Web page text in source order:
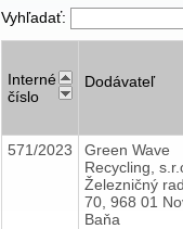
Vyhľadať:
Interné
číslo
Dodávateľ
571/2023
Green Wave
Recycling,
Železničný rad
70, 968 01
Baňa